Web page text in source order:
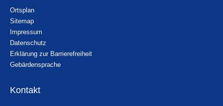
Ortsplan
Sitemap
Impressum
Datenschutz
Erklärung zur Barrierefreiheit
Gebärdensprache
Kontakt